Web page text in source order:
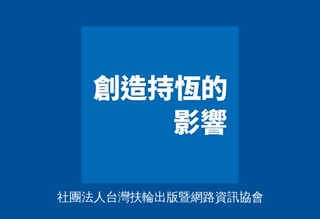
社團法人台灣扶輪出版暨網路資訊協會